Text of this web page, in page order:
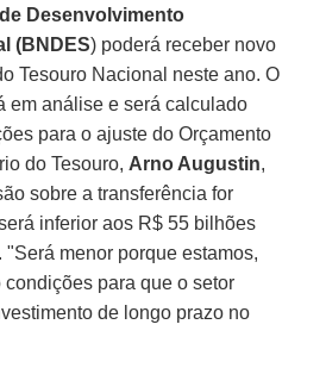
Desenvolvimento
(BNDES) poderá receber novo
Tesouro Nacional neste ano. O
em análise e será calculado
para o ajuste do Orçamento
do Tesouro, Arno Augustin,
sobre a transferência for
inferior aos R$ 55 bilhões
menor porque estamos,
para que o setor
de longo prazo no